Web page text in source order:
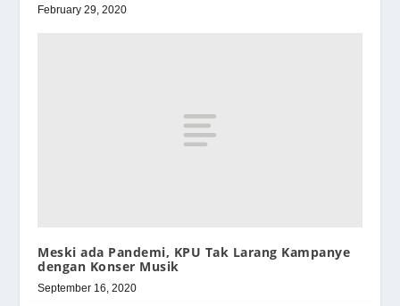
February 29, 2020
Meski ada Pandemi, KPU Tak Larang Kampanye
dengan Konser Musik
September 16, 2020